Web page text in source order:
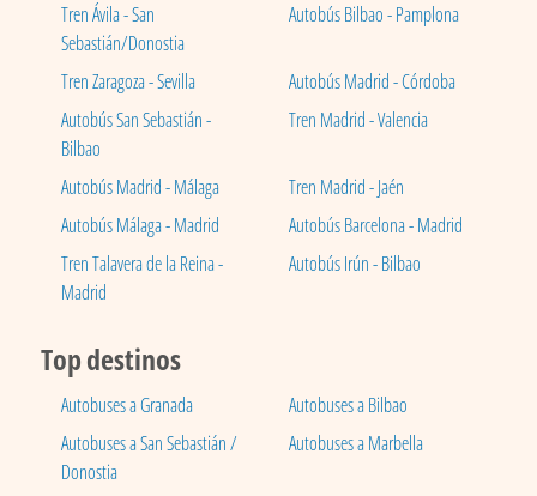
Tren Ávila - San
Sebastián/Donostia
Autobús Bilbao - Pamplona
Tren Zaragoza - Sevilla
Autobús Madrid - Córdoba
Autobús San Sebastián -
Bilbao
Tren Madrid - Valencia
Autobús Madrid - Málaga
Tren Madrid - Jaén
Autobús Málaga - Madrid
Autobús Barcelona - Madrid
Tren Talavera de la Reina -
Madrid
Autobús Irún - Bilbao
Top destinos
Autobuses a Granada
Autobuses a Bilbao
Autobuses a San Sebastián /
Donostia
Autobuses a Marbella